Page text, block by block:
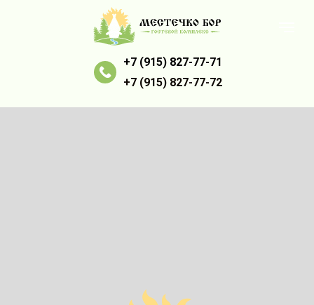
+7 (915) 827-77-71
+7 (915) 827-77-72